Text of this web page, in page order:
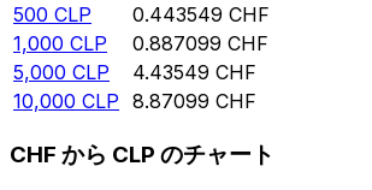
500 CLP 0.443549 CHF
1,000 CLP 0.887099 CHF
5,000 CLP 4.43549 CHF
10,000 CLP 8.87099 CHF
CHF から CLP のチャート